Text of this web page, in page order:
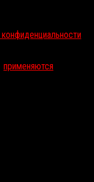
применяются